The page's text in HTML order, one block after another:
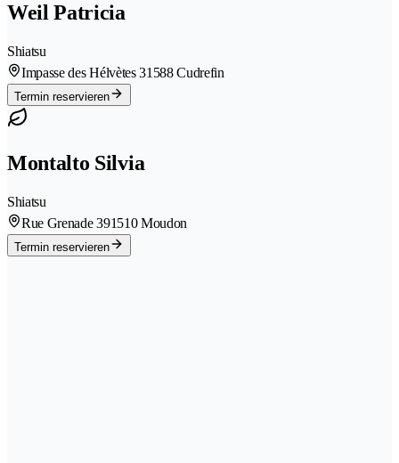
Weil Patricia
Shiatsu
Impasse des Hélvètes 31588 Cudrefin
Termin reservieren
Montalto Silvia
Shiatsu
Rue Grenade 391510 Moudon
Termin reservieren